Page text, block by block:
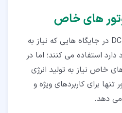
از انواع الکتروموتور AC و DC در جایگاه هایی که نیاز به
استفاده می کنند؛ اما در
خاص نیاز به تولید انرژی
برای کاربردهای ویژه و
دهد.